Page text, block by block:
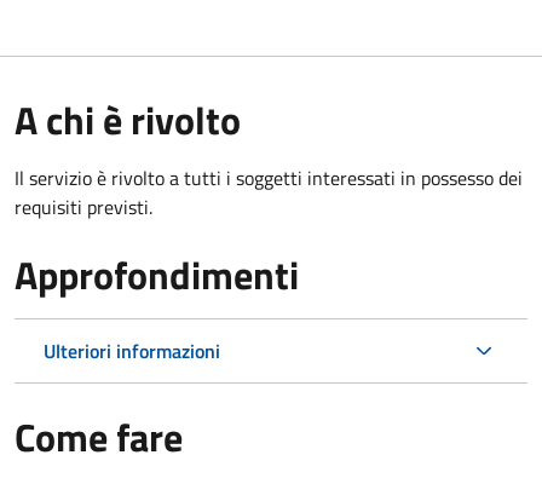
A chi è rivolto
Il servizio è rivolto a tutti i soggetti interessati in possesso dei
requisiti previsti.
Approfondimenti
Ulteriori informazioni
Come fare